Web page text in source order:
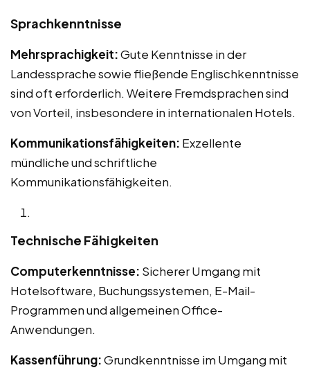
Sprachkenntnisse
Mehrsprachigkeit:Gute Kenntnisse in der
Landessprache sowie fließende Englischkenntnisse
sind oft erforderlich. Weitere Fremdsprachen sind
von Vorteil, insbesondere in internationalen Hotels.
Kommunikationsfähigkeiten: Exzellente
mündliche und schriftliche
Kommunikationsfähigkeiten.
Technische Fähigkeiten
Computerkenntnisse: Sicherer Umgang mit
Hotelsoftware, Buchungssystemen, E-Mail-
Programmen und allgemeinen Office-
Anwendungen.
Kassenführung:Grundkenntnisse im Umgang mit